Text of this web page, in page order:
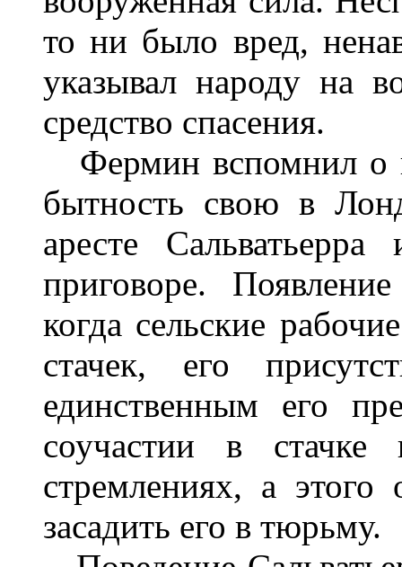
то ни было вред,
указывал народу на
средство спасения.
Фермин вспомнил о
бытность свою в
аресте
приговоре.
когда сельские
стачек, его
единственным его
соучастии в стачке
стремлениях, а этого
засадить его в тюрьму.